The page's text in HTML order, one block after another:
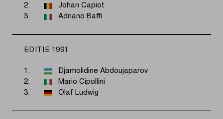
2.
Johan Capiot
3.
Adriano Baffi
EDITIE 1991
1.
Djamolidine Abdoujaparov
2.
Mario Cipollini
3.
Olaf Ludwig